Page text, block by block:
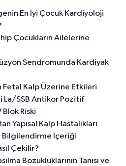
En İyi Çocuk Kardiyoloji
Çocukların Ailelerine
Sendromunda Kardiyak
Kalp Üzerine Etkileri
La/SSB Antikor Pozitif
Riski
Yapısal Kalp Hastalıkları
Bilgilendirme İçeriği
Çekilir?
Bozukluklarının Tanısı ve